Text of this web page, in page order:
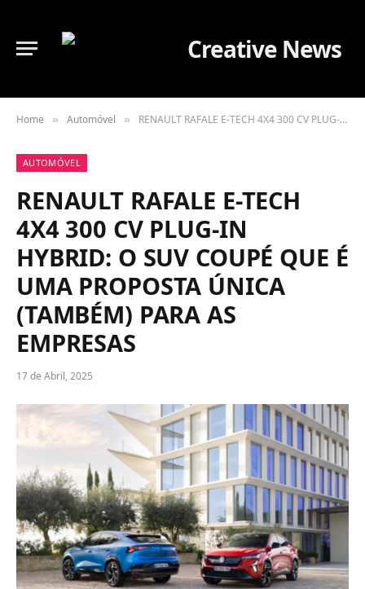
Home » Automóvel » RENAULT RAFALE E-TECH 4X4 300 CV PLUG-IN HYBRID: O SUV COUPÉ QUE É UMA PROPOSTA ÚNICA (TAMBÉM) PARA AS EMPRESAS
AUTOMÓVEL
RENAULT RAFALE E-TECH
4X4 300 CV PLUG-IN
HYBRID: O SUV COUPÉ QUE É
UMA PROPOSTA ÚNICA
(TAMBÉM) PARA AS
EMPRESAS
17 de Abril, 2025